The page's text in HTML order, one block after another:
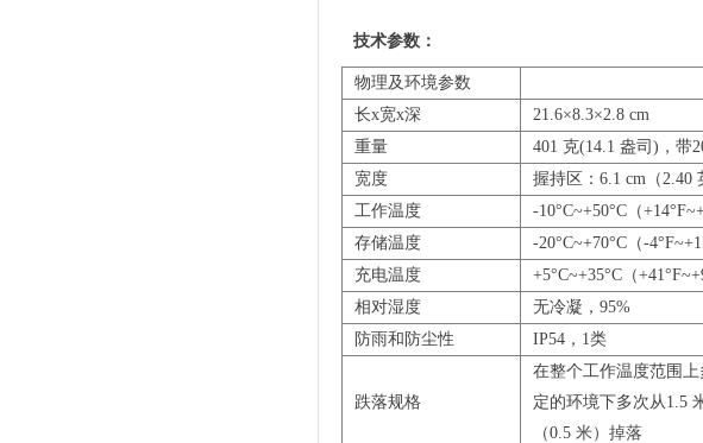
技术参数：
物理及环境参数
长x宽x深
21.6×8.3×2.8 cm
重量
401 克(14.1 盎司)，带
宽度
握持区：6.1 cm（2.40
工作温度
-10°C~+50°C（
存储温度
-20°C~+70°C（-
充电温度
+5°C~+35°C（
相对湿度
无冷凝，95%
防雨和防尘性
IP54，1类
跌落规格
在整个工作温度范围
定的环境下多次从1.5
（0.5 米）掉落